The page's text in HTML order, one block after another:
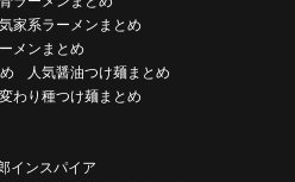
家系ラーメンまとめ
メンまとめ
人気醤油つけ麺まとめ
わり種つけ麺まとめ
インスパイア